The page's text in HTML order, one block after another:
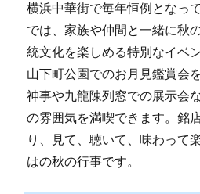
横浜中華街で毎年恒例となっ
では、家族や仲間と一緒に秋
統文化を楽しめる特別なイベ
山下町公園でのお月見鑑賞会
神事や九龍陳列窓での展示会
の雰囲気を満喫できます。銘
り、見て、聴いて、味わって
はの秋の行事です。